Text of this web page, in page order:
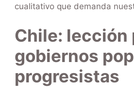
cualitativo que demanda
Chile: lección
gobiernos
progresistas